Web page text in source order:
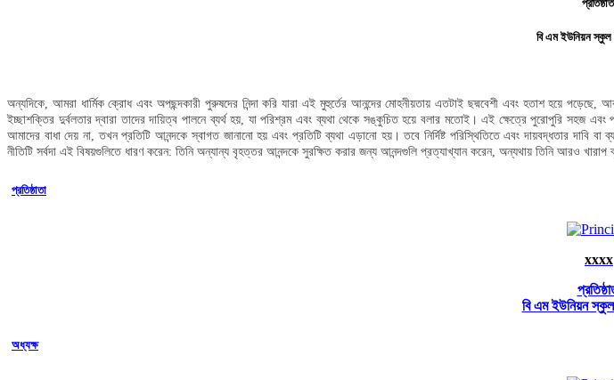
বি এম ইউনিয়ন স্কুল
অন্যদিকে, আমরা ধার্মিক ক্রোধ এবং অপছন্দকারী পুরুষদের নিন্দা করি যারা এই মুহুর্তের আনন্দের মোহনীয়তায় এতটাই ছদ্মবেশী এবং হতাশ হয়ে
ইচ্ছাশক্তির দুর্বলতার দ্বারা তাদের দায়িত্ব পালনে ব্যর্থ হয়, যা পরিশ্রম এবং ব্যথা থেকে সঙ্কুচিত হয়ে বলার মতোই। এই ক্ষেত্রে পুরোপুরি সহজ
আমাদের বাধা দেয় না, তখন প্রতিটি আনন্দকে স্বাগত জানানো হয় এবং প্রতিটি ব্যথা এড়ানো হয়। তবে নির্দিষ্ট পরিস্থিতিতে এবং দায়বদ্ধতার দাবি
নীতিটি সর্বদা এই বিষয়গুলিতে ধারণ করেন: তিনি অন্যান্য বৃহত্তর আনন্দকে সুরক্ষিত করার জন্য আনন্দগুলি প্রত্যাখ্যান করেন, অন্যথায় তিনি আরও খারাপ
প্রতিষ্ঠাতা
xxxx
বি এম ইউনিয়ন
অধ্যক্ষ